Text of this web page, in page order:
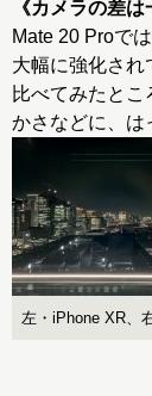
《カメラの差は
Mate 20 Proで
大幅に強化され
比べてみたと
左・iPhone XR、